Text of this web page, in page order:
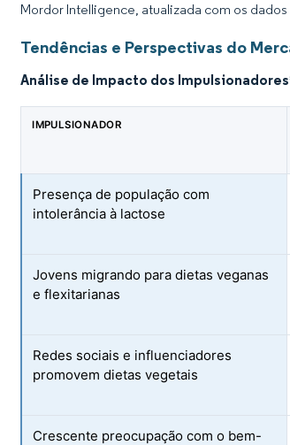
Mordor Intelligence, atualizada com os
Tendências e Perspectivas do
Análise de Impacto dos Impulsionadores
IMPULSIONADOR
Presença de população com
intolerância à lactose
Jovens migrando para dietas veganas
e flexitarianas
Redes sociais e influenciadores
promovem dietas vegetais
Crescente preocupação com o bem-